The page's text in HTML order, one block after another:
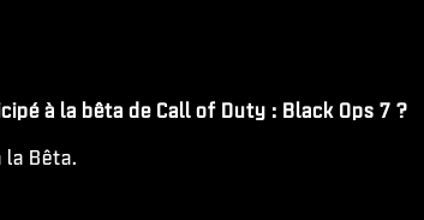
à la bêta de Call of Duty : Black Ops 7 ?
Bêta.